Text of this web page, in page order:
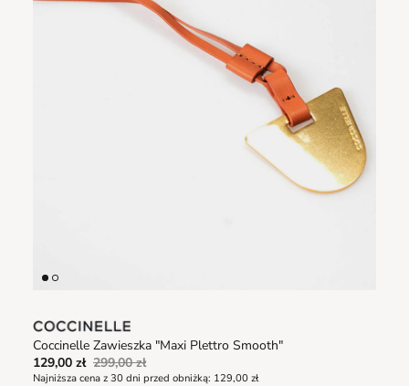
Coccinelle Zawieszka "Maxi Plettro Smooth"
129,00 zł 299,00 zł
Najniższa cena z 30 dni przed obniżką: 129,00 zł